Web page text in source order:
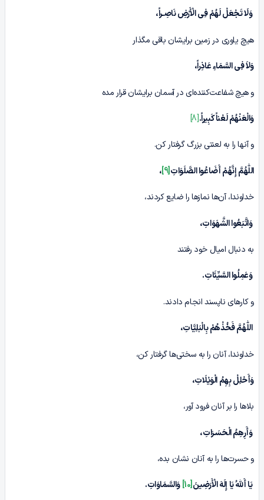
وَلَا تَجْعَلْ لَهُمْ فِیالْأَرْضِ نَاصِـراً،
هیچ یاوری در زمین برایشان باقی مگذار
وَلاَ فِی السَّمَاءِ عَاذِراً،
و هیچ شفاعت‌کننده‌ای در آسمان برایشان قرار مده
وَالْعَنْهُمْ لَعْناً کَبِیراً.
[8]
و آنها را به لعنتی بزرگ گرفتار کن.
اللّٰهُمَّ إِنَّهُمْ‏ أَضَاعُوا الصَّلَوَاتِ[9] ،
خداوندا، آن‌ها نمازها را ضایع کردند،
وَاتَّبَعُوا الشَّهَوَاتِ،
به دنبال امیال خود رفتند
وَعَمِلُوا السَّیِّئَاتِ‏.
و کارهای ناپسند انجام دادند.
اللّٰهُمَّ فَخُذْهُمْ بِالْبَلِیَّاتِ،
خداوندا، آنان را به سختی‌ها گرفتار کن،
وَأَحْلِلْ بِهِمُ الْوَیْلَاتِ،
بلاها را بر آنان فرود آور،
وَأَرِهِمُ الْحَسَـرَاتِ،
و حسرت‌ها را به آنان نشان بده،
یَا أَللّٰهُ یَا إِلَهَ الْأَرَضِینَ[10] وَالسَّمَاوَاتِ.